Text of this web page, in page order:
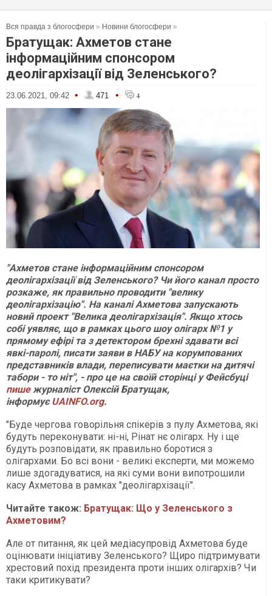
Вся правда з блогосфери » Новини блогосфери »
Братущак: Ахметов стане
інформаційним спонсором
деолігархізації від Зеленського?
23.06.2021, 09:42 • 471 • 4
"Ахметов стане інформаційним спонсором
деолігархізації від Зеленського? Чи його канал просто
розкаже, як правильно проводити "велику
деолігархізацію". На каналі Ахметова запускають
новий проект "Велика деолігархізація". Якщо хтось
собі уявляє, що в рамках цього шоу олігарх №1 у
прямому ефірі та з детектором брехні здавати всі
явкі-паролі, писати заяви в НАБУ на корумпованих
представників влади, переписувати маєтки на дитячі
табори - то ніт", - про це на своїй сторінці у Фейсбуці
пишежурналіст Олексій Братущак,
інформуєUAINFO.org.
"Буде чергова говорільня спікерів з пулу Ахметова, які
будуть переконувати: ні-ні, Рінат нє олігарх. Ну і ще
будуть розповідати, як правильно боротися з
олігархами. Бо всі вони - великі експерти, ми можемо
лише здогадуватися, на які суми вони випотрошили
касу Ахметова в рамках "деолігархізації".
Читайте також: Братущак: Що у Зеленського з
Ахметовим?
Але от питання, як цей медіасупровід Ахметова буде
оцінювати ініціативу Зеленського? Щиро підтримувати
хрестовий похід президента проти інших олігархів? Чи
таки критикувати?